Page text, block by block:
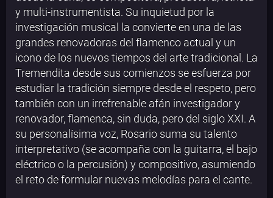
y multi-instrumentista. Su inquietud por la
investigación musical la convierte en una de las
grandes renovadoras del flamenco actual y un
icono de los nuevos tiempos del arte tradicional. La
Tremendita desde sus comienzos se esfuerza por
estudiar la tradición siempre desde el respeto, pero
también con un irrefrenable afán investigador y
renovador, flamenca, sin duda, pero del siglo XXI. A
su personalísima voz, Rosario suma su talento
interpretativo (se acompaña con la guitarra, el bajo
eléctrico o la percusión) y compositivo, asumiendo
el reto de formular nuevas melodías para el cante.